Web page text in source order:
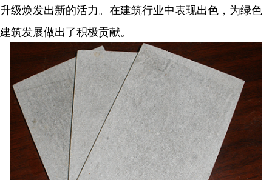
升级焕发出新的活力。在建筑行业中表现出色，为绿色
建筑发展做出了积极贡献。